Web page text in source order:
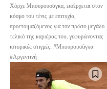
Χόρχε Μπουρουσάγκα, εισέρχεται στον
κόσμο του τένις με επιτυχία,
προετοιμαζόμενος για τον πρώτο μεγάλο
τελικό της καριέρας του, γεφυρώνοντας
ιστορικές στιγμές. #Μπουρουσάγκα
#Αργεντινή